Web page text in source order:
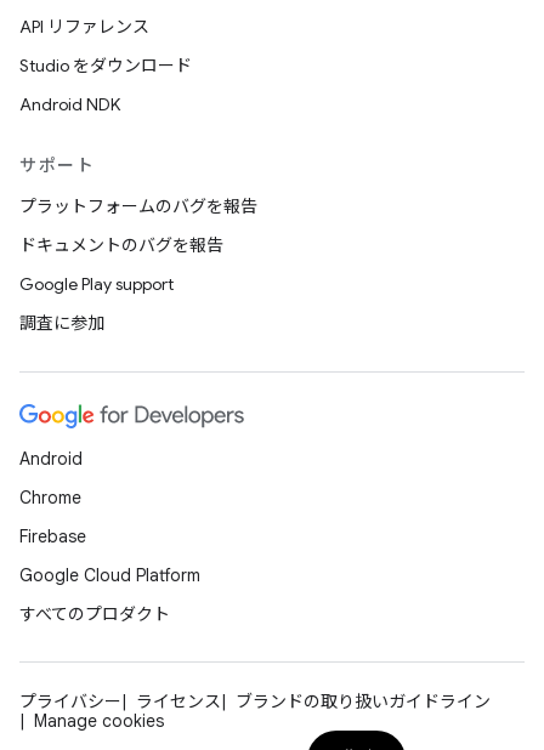
API リファレンス
Studio をダウンロード
Android NDK
サポート
プラットフォームのバグを報告
ドキュメントのバグを報告
Google Play support
調査に参加
Android
Chrome
Firebase
Google Cloud Platform
すべてのプロダクト
プライバシー ライセンス
ブランドの取り扱いガイドライン
Manage cookies